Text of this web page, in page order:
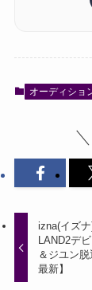
オーディショ
izna(イズ
LAND2デ
＆ジユン
最新】